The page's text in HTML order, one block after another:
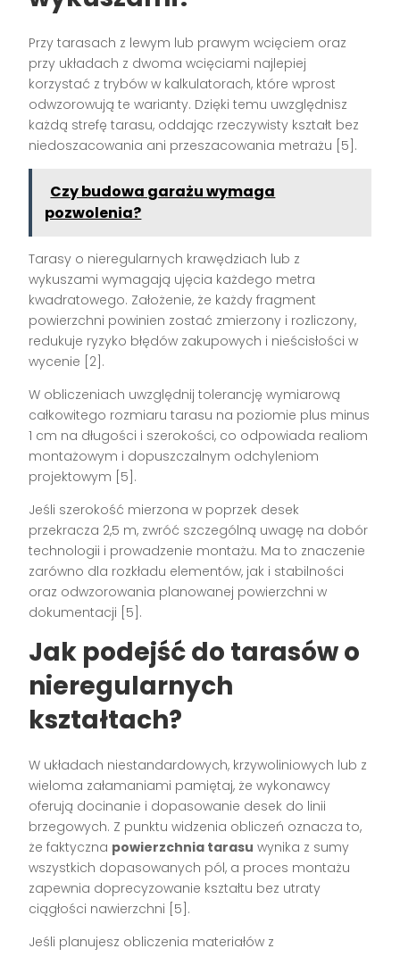
Przy tarasach z lewym lub prawym wcięciem oraz
przy układach z dwoma wcięciami najlepiej
korzystać z trybów w kalkulatorach, które wprost
odwzorowują te warianty. Dzięki temu uwzględnisz
każdą strefę tarasu, oddając rzeczywisty kształt bez
niedoszacowania ani przeszacowania metrażu [5].
Czy budowa garażu wymaga
pozwolenia?
Tarasy o nieregularnych krawędziach lub z
wykuszami wymagają ujęcia każdego metra
kwadratowego. Założenie, że każdy fragment
powierzchni powinien zostać zmierzony i rozliczony,
redukuje ryzyko błędów zakupowych i nieścisłości w
wycenie [2].
W obliczeniach uwzględnij tolerancję wymiarową
całkowitego rozmiaru tarasu na poziomie plus minus
1 cm na długości i szerokości, co odpowiada realiom
montażowym i dopuszczalnym odchyleniom
projektowym [5].
Jeśli szerokość mierzona w poprzek desek
przekracza 2,5 m, zwróć szczególną uwagę na dobór
technologii i prowadzenie montażu. Ma to znaczenie
zarówno dla rozkładu elementów, jak i stabilności
oraz odwzorowania planowanej powierzchni w
dokumentacji [5].
Jak podejść do tarasów o
nieregularnych
kształtach?
W układach niestandardowych, krzywoliniowych lub z
wieloma załamaniami pamiętaj, że wykonawcy
oferują docinanie i dopasowanie desek do linii
brzegowych. Z punktu widzenia obliczeń oznacza to,
że faktyczna powierzchnia tarasu wynika z sumy
wszystkich dopasowanych pól, a proces montażu
zapewnia doprecyzowanie kształtu bez utraty
ciągłości nawierzchni [5].
Jeśli planujesz obliczenia materiałów z